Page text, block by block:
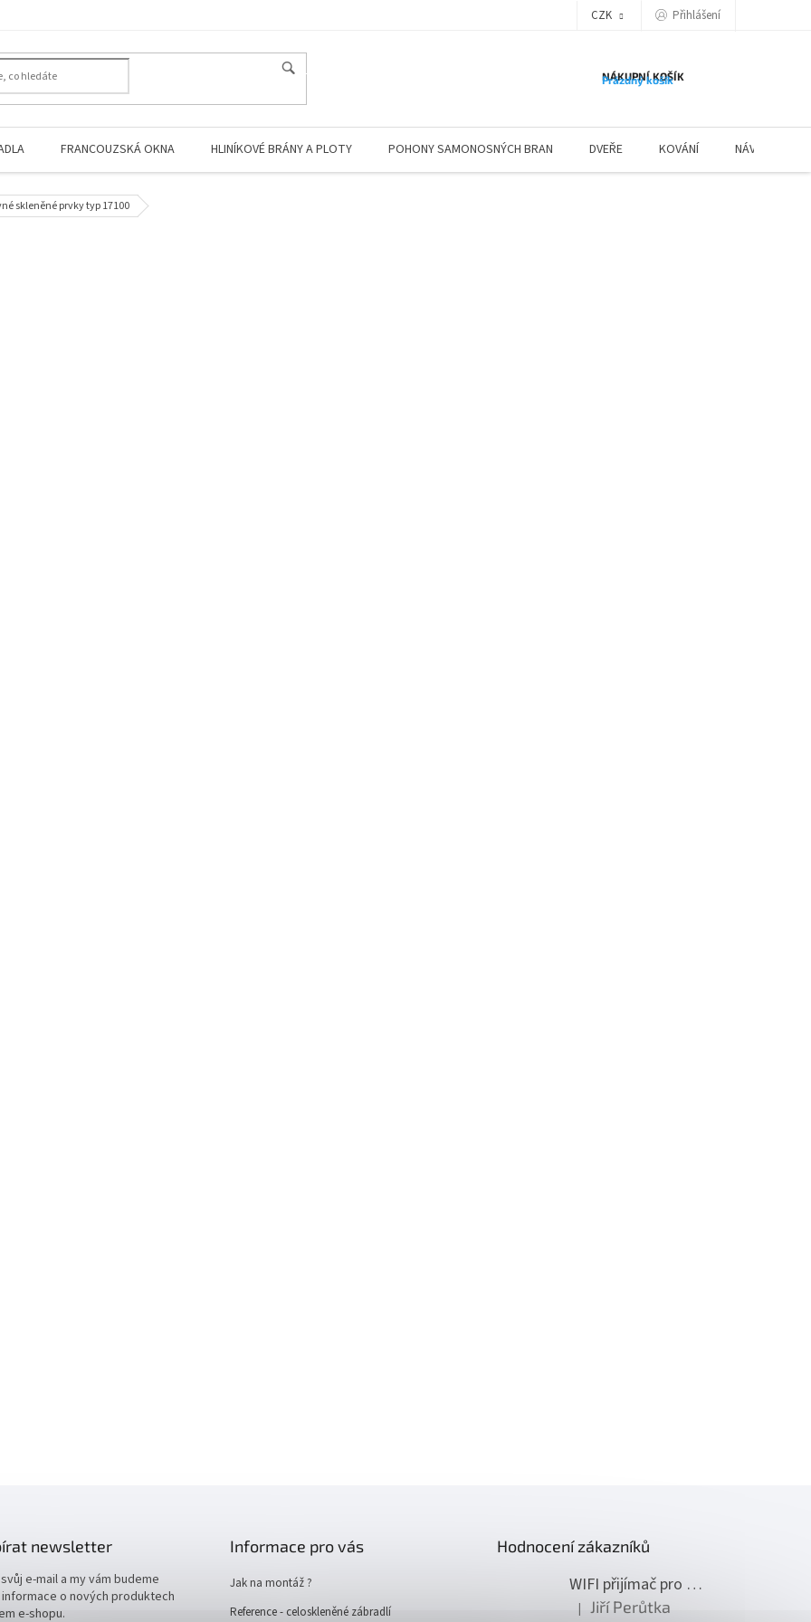
CZK Přihlášení
NÁKUPNÍ KOŠÍK
Prázdný košík
FRANCOUZSKÁ OKNA HLINÍKOVÉ BRÁNY A PLOTY POHONY SAMONOSNÝCH BRAN DVEŘE KOVÁNÍ NÁVODY
skleněné prvky typ 17100
newsletter
e-mail a my vám budeme
o nových produktech
e-shopu.
Informace pro vás
Jak na montáž ?
Reference - celoskleněné zábradlí
Hodnocení zákazníků
WIFI přijímač pro ovládání pohonů NICE
Hodnocení produktu je 1 z 5 hvězdiček.
| Jiří Perůtka